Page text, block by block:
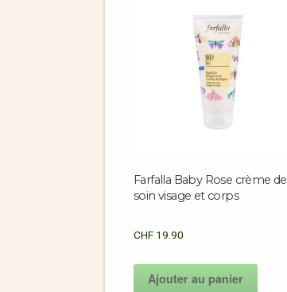
Farfalla Baby Rose crème de
soin visage et corps
CHF 19.90
Ajouter au panier